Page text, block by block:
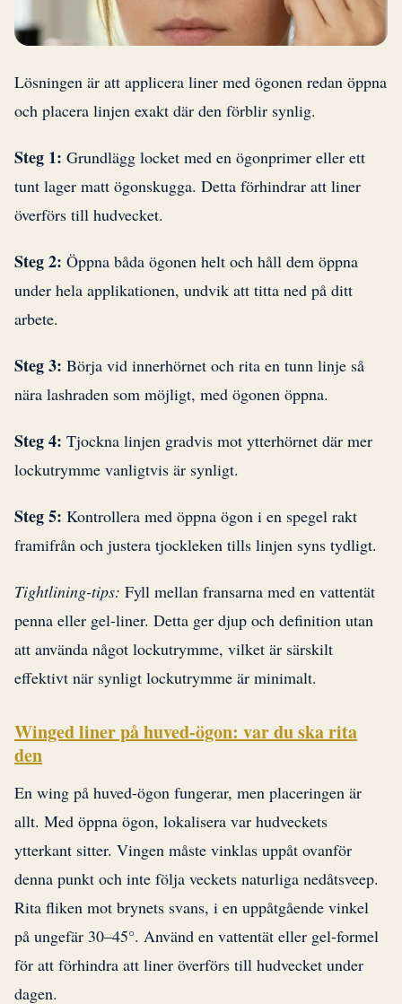
Lösningen är att applicera liner med ögonen redan öppna
och placera linjen exakt där den förblir synlig.
Steg 1: Grundlägg locket med en ögonprimer eller ett
tunt lager matt ögonskugga. Detta förhindrar att liner
överförs till hudvecket.
Steg 2: Öppna båda ögonen helt och håll dem öppna
under hela applikationen, undvik att titta ned på ditt
arbete.
Steg 3: Börja vid innerhörnet och rita en tunn linje så
nära lashraden som möjligt, med ögonen öppna.
Steg 4: Tjockna linjen gradvis mot ytterhörnet där mer
lockutrymme vanligtvis är synligt.
Steg 5: Kontrollera med öppna ögon i en spegel rakt
framifrån och justera tjockleken tills linjen syns tydligt.
Tightlining-tips: Fyll mellan fransarna med en vattentät
penna eller gel-liner. Detta ger djup och definition utan
att använda något lockutrymme, vilket är särskilt
effektivt när synligt lockutrymme är minimalt.
Winged liner på huved-ögon: var du ska rita
den
En wing på huved-ögon fungerar, men placeringen är
allt. Med öppna ögon, lokalisera var hudveckets
ytterkant sitter. Vingen måste vinklas uppåt ovanför
denna punkt och inte följa veckets naturliga nedåtsveep.
Rita fliken mot brynets svans, i en uppåtgående vinkel
på ungefär 30–45°. Använd en vattentät eller gel-formel
för att förhindra att liner överförs till hudvecket under
dagen.